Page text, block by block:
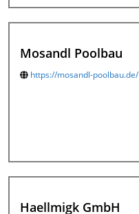
Mosandl Poolbau
https://mosandl-poolbau.de/
Haellmigk GmbH